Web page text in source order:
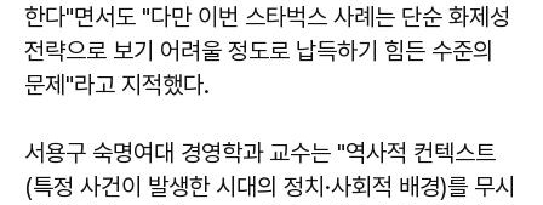
한다"면서도 "다만 이번 스타벅스 사례는 단순 화제성
전략으로 보기 어려울 정도로 납득하기 힘든 수준의
문제"라고 지적했다.
서용구 숙명여대 경영학과 교수는 "역사적 컨텍스트
(특정 사건이 발생한 시대의 정치·사회적 배경)를 무시